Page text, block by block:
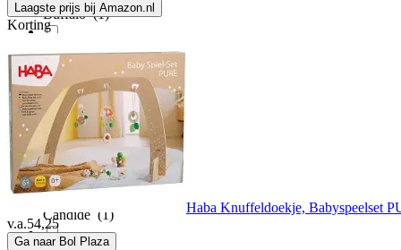
Buffalo(1)
Cabino
Cam Cam(1)
Camper(3)
Candide (1)
Laagste prijs bij Amazon.nl
Korting
Haba Knuffeldoekje, Babyspeelset
v.a.54,25
Ga naar Bol Plaza